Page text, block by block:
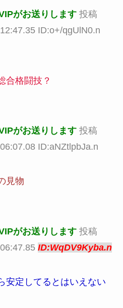
がお送りします 投稿
ID:o+/qgUlN0.n
合格闘技？
がお送りします 投稿
ID:aNZtlpbJa.n
見物
がお送りします 投稿
ID:WqDV9Kyba.n
安定してるとはいえない